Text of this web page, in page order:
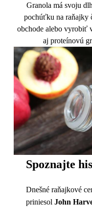
Granola má svoju
pochúťku na raňajky
obchode alebo vyrobiť
aj proteínovú
Spoznajte
Dnešné raňajkové
priniesol John